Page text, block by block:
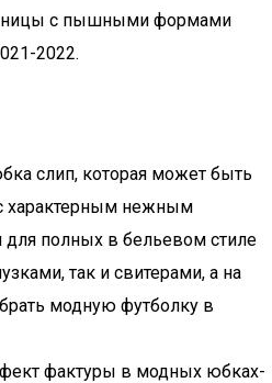
с пышными формами
2022.
слип, которая может быть
характерным нежным
полных в бельевом стиле
так и свитерами, а на
модную футболку в
фактуры в модных юбках-